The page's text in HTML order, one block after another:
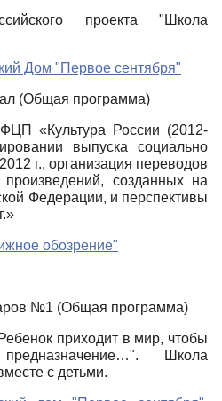
проекта "Школа
Дом "Первое сентября"
(Общая программа)
«Культура России (2012-
выпуска социально
г., организация переводов
созданных на
Федерации, и перспективы
обозрение"
№1 (Общая программа)
приходит в мир, чтобы
Школа
с детьми.